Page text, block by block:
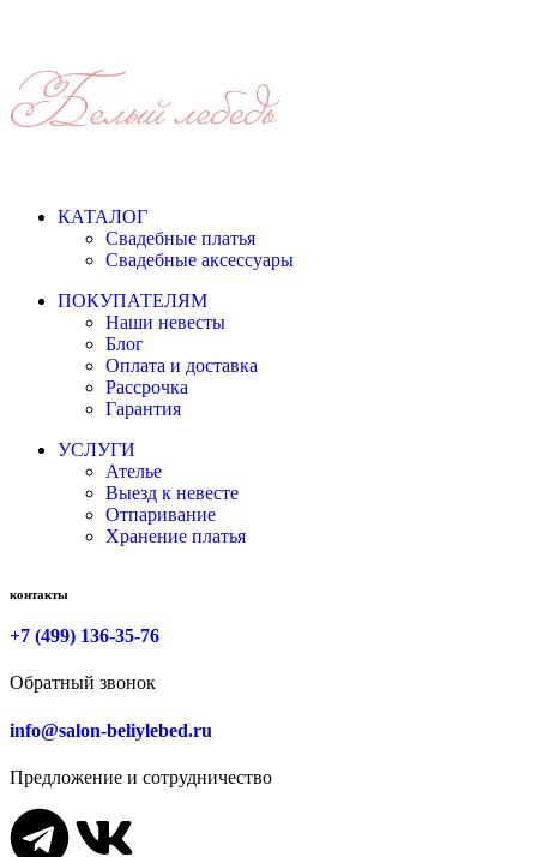
КАТАЛОГ
Свадебные платья
Свадебные аксессуары
ПОКУПАТЕЛЯМ
Наши невесты
Блог
Оплата и доставка
Рассрочка
Гарантия
УСЛУГИ
Ателье
Выезд к невесте
Отпаривание
Хранение платья
контакты
+7 (499) 136-35-76
Обратный звонок
info@salon-beliylebed.ru
Предложение и сотрудничество